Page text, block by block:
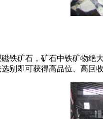
铁矿石，矿石中铁矿物绝
别即可获得高品位、高回收